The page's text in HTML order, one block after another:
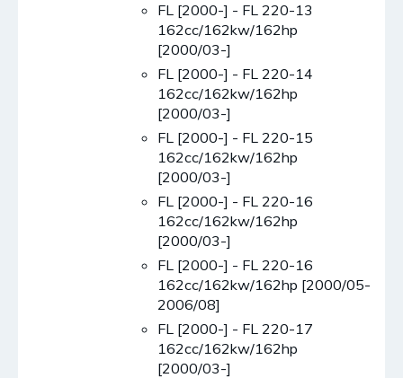
FL [2000-] - FL 220-13
162cc/162kw/162hp
[2000/03-]
FL [2000-] - FL 220-14
162cc/162kw/162hp
[2000/03-]
FL [2000-] - FL 220-15
162cc/162kw/162hp
[2000/03-]
FL [2000-] - FL 220-16
162cc/162kw/162hp
[2000/03-]
FL [2000-] - FL 220-16
162cc/162kw/162hp [2000/05-
2006/08]
FL [2000-] - FL 220-17
162cc/162kw/162hp
[2000/03-]